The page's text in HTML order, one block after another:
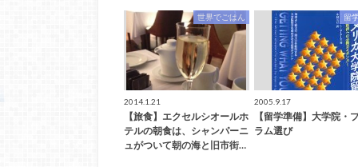
世界でごはん
2014.1.21
【旅食】エクセルシオールホ
テルの朝食は、シャンパーニ
ュがついて朝の海と旧市街…
留
2005.9.17
【留学準備】大学院・
ラム選び